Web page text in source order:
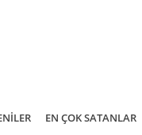
EN ÇOK SATANLAR